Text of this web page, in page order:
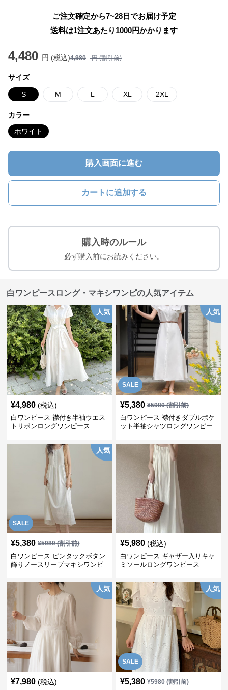
ご注文確定から7~28日でお届け予定
送料は1注文あたり 1000円かかります
4,480 円 (税込)4,980 円 (割引前)
サイズ
S M L XL 2XL
カラー
ホワイト
購入画面に進む
カートに追加する
購入時のルール
必ず購入前にお読みください。
白ワンピースロング・マキシワンピの人気アイテム
人気
¥4,980 (税込)
白ワンピース 襟付き半袖ウエス
トリボンロングワンピース
SALE
人気
¥5,380 ¥5980(割引前)
白ワンピース 襟付きダブルポケ
ット半袖シャツロングワンピー
SALE
人気
¥5,380 ¥5980(割引前)
白ワンピース ピンタックボタン
飾りノースリーブマキシワンピ
¥5,980 (税込)
白ワンピース ギャザー入りキャ
ミソールロングワンピース
人気
¥7,980 (税込)
SALE
人気
¥5,380 ¥5980(割引前)